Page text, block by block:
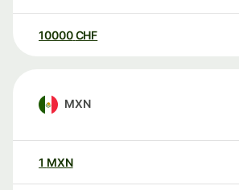
10000 CHF
MXN
1 MXN